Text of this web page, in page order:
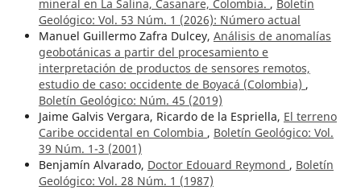
mineral en La Salina, Casanare, Colombia. , Boletín
Geológico: Vol. 53 Núm. 1 (2026): ¨Número actual
Manuel Guillermo Zafra Dulcey, Análisis de anomalías
geobotánicas a partir del procesamiento e
interpretación de productos de sensores remotos,
estudio de caso: occidente de Boyacá (Colombia) ,
Boletín Geológico: Núm. 45 (2019)
Jaime Galvis Vergara, Ricardo de la Espriella, El terreno
Caribe occidental en Colombia , Boletín Geológico: Vol.
39 Núm. 1-3 (2001)
Benjamín Alvarado, Doctor Edouard Reymond , Boletín
Geológico: Vol. 28 Núm. 1 (1987)